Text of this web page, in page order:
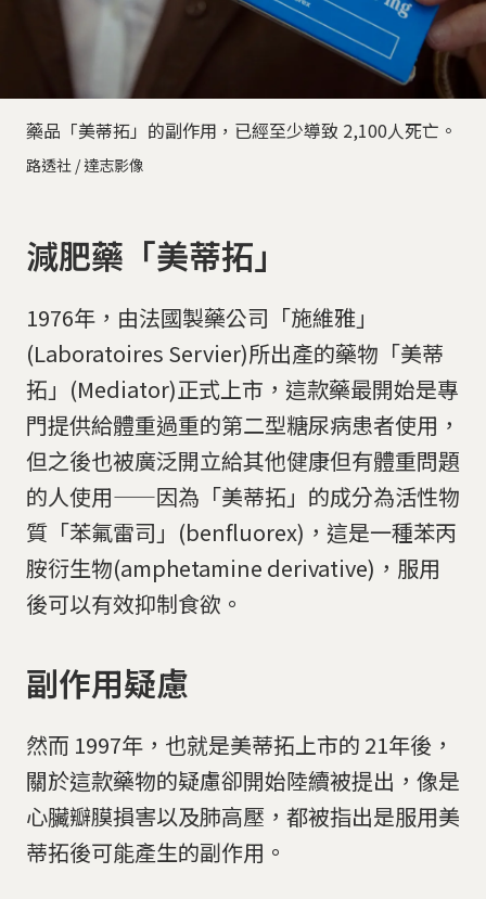
藥品「美蒂拓」的副作用，已經至少導致 2,100人死亡。
路透社 / 達志影像
減肥藥「美蒂拓」
1976年，由法國製藥公司「施維雅」
(Laboratoires Servier)所出產的藥物「美蒂
拓」(Mediator)正式上市，這款藥最開始是專
門提供給體重過重的第二型糖尿病患者使用，
但之後也被廣泛開立給其他健康但有體重問題
的人使用——因為「美蒂拓」的成分為活性物
質「苯氟雷司」(benfluorex)，這是一種苯丙
胺衍生物(amphetamine derivative)，服用
後可以有效抑制食欲。
副作用疑慮
然而 1997年，也就是美蒂拓上市的 21年後，
關於這款藥物的疑慮卻開始陸續被提出，像是
心臟瓣膜損害以及肺高壓，都被指出是服用美
蒂拓後可能產生的副作用。